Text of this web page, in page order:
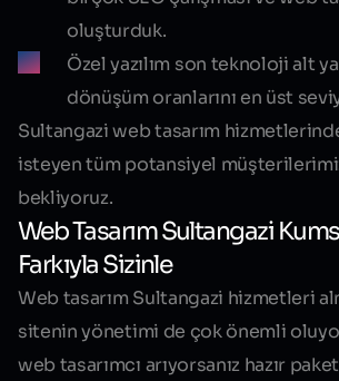
oluşturduk.
Özel yazılım son teknoloji alt
dönüşüm oranlarını en üst
Sultangazi web tasarım
isteyen tüm potansiyel
bekliyoruz.
Web Tasarım Sultangazi
Farkıyla Sizinle
Web tasarım Sultangazi hizmetleri
sitenin yönetimi de çok önemli
web tasarımcı arıyorsanız hazır